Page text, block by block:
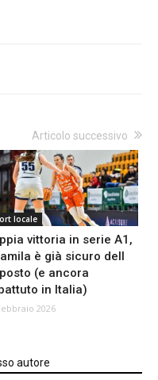
Articolo successivo
locale
vittoria in serie A1,
è già sicuro dell
(e ancora
in Italia)
2026
autore